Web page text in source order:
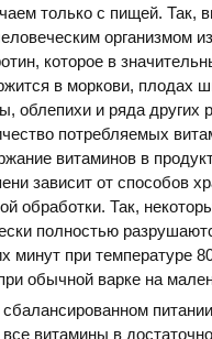
только с пищей. Так,
организмом
которое в
в моркови, плодах
облепихи и ряда других
потребляемых
витаминов в
зависит от способов
обработки. Так,
полностью
минут при температуре
обычной варке на
витамины в